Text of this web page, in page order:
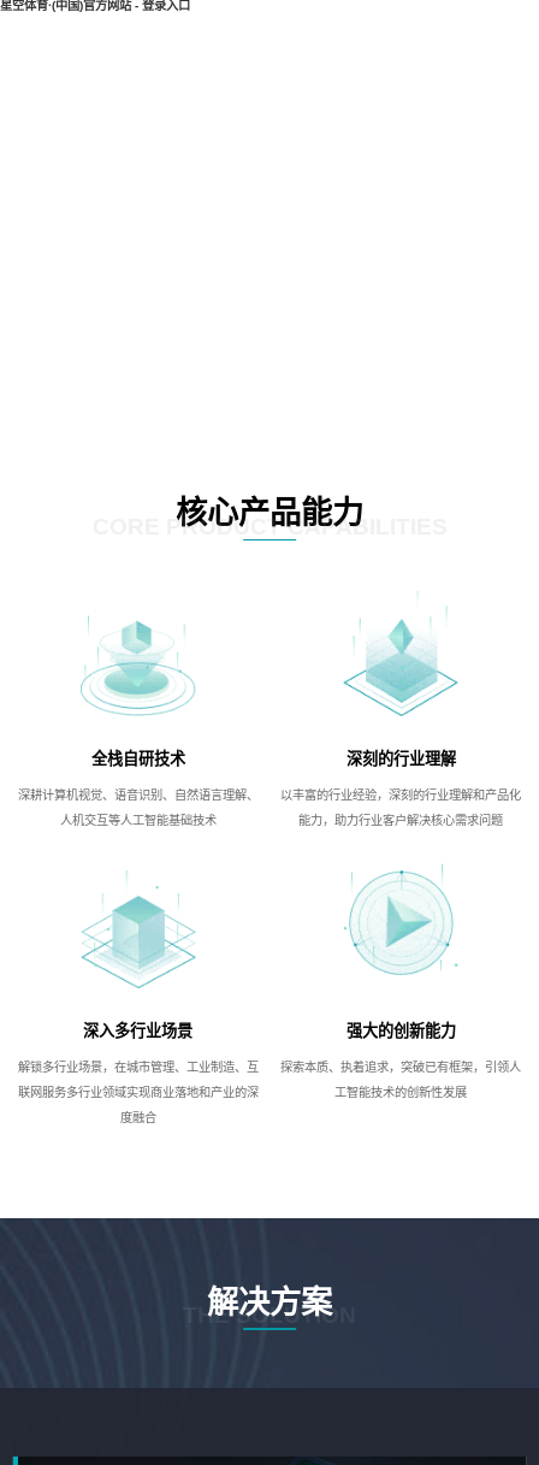
星空体育·(中国)官方网站 - 登录入口
核心产品能力
CORE PRODUCT CAPABILITIES
全栈自研技术
深耕计算机视觉、语音识别、自然语言理解、
人机交互等人工智能基础技术
深刻的行业理解
以丰富的行业经验，深刻的行业理解和产品化
能力，助力行业客户解决核心需求问题
深入多行业场景
解锁多行业场景，在城市管理、工业制造、互
联网服务多行业领域实现商业落地和产业的深
度融合
强大的创新能力
探索本质、执着追求，突破已有框架，引领人
工智能技术的创新性发展
解决方案
THE SOLUTION